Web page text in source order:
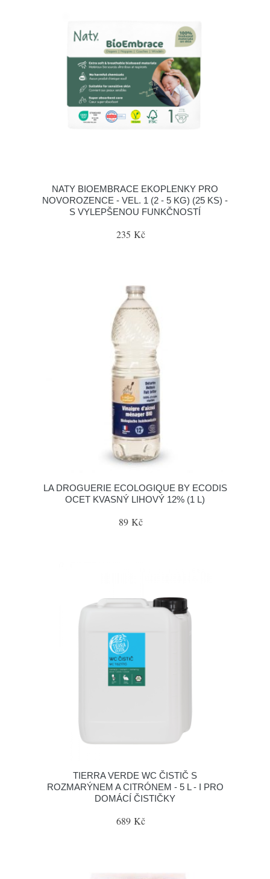
NATY BIOEMBRACE EKOPLENKY PRO
NOVOROZENCE - VEL. 1 (2 - 5 KG) (25 KS) -
S VYLEPŠENOU FUNKČNOSTÍ
235 Kč
LA DROGUERIE ECOLOGIQUE BY ECODIS
OCET KVASNÝ LIHOVÝ 12% (1 L)
89 Kč
TIERRA VERDE WC ČISTIČ S
ROZMARÝNEM A CITRÓNEM - 5 L - I PRO
DOMÁCÍ ČISTIČKY
689 Kč